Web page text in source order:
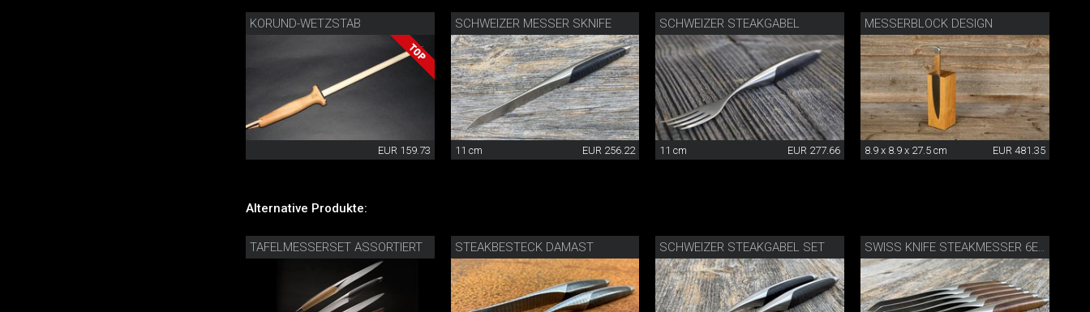
KORUND-WETZSTAB
EUR 159.73
SCHWEIZER MESSER SKNIFE
11 cm EUR 256.22
SCHWEIZER STEAKGABEL
11 cm EUR 277.66
MESSERBLOCK DESIGN
8.9 x 8.9 x 27.5 cm EUR 481.35
Alternative Produkte:
TAFELMESSERSET ASSORTIERT STEAKBESTECK DAMAST SCHWEIZER STEAKGABEL SET SWISS KNIFE STEAKMESSER 6ER SET